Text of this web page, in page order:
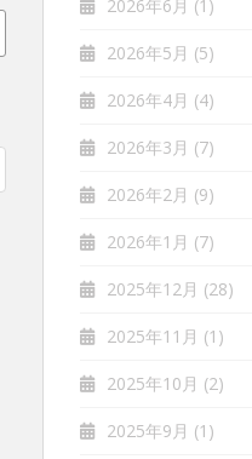
2026年6月 (1)
2026年5月 (5)
2026年4月 (4)
2026年3月 (7)
2026年2月 (9)
2026年1月 (7)
2025年12月 (28)
2025年11月 (1)
2025年10月 (2)
2025年9月 (1)